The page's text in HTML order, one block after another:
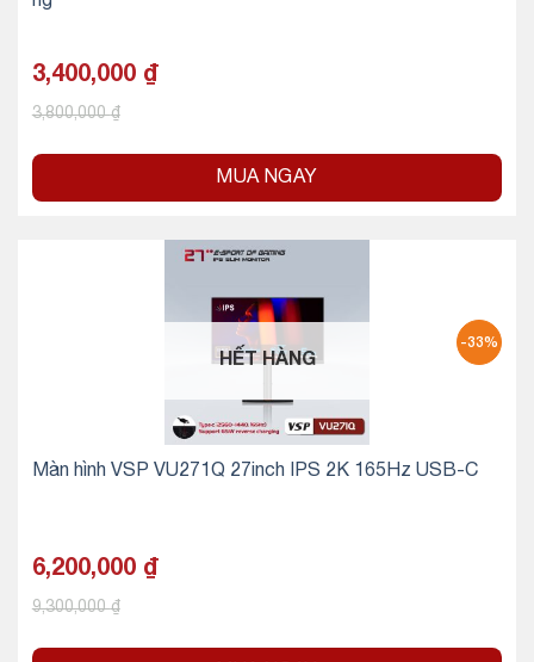
3,400,000 ₫
3,800,000₫
MUA NGAY
-33%
HẾT HÀNG
Màn hình VSP VU271Q 27inch IPS 2K 165Hz USB-C
6,200,000 ₫
9,300,000₫